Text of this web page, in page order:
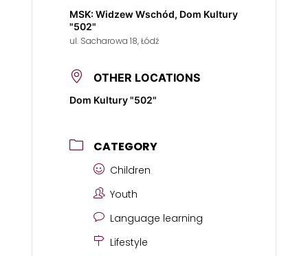
MSK: Widzew Wschód, Dom Kultury
"502"
ul. Sacharowa 18, Łódź
OTHER LOCATIONS
Dom Kultury "502"
CATEGORY
Children
Youth
Language learning
Lifestyle